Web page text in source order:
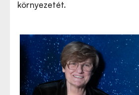
környezetét.